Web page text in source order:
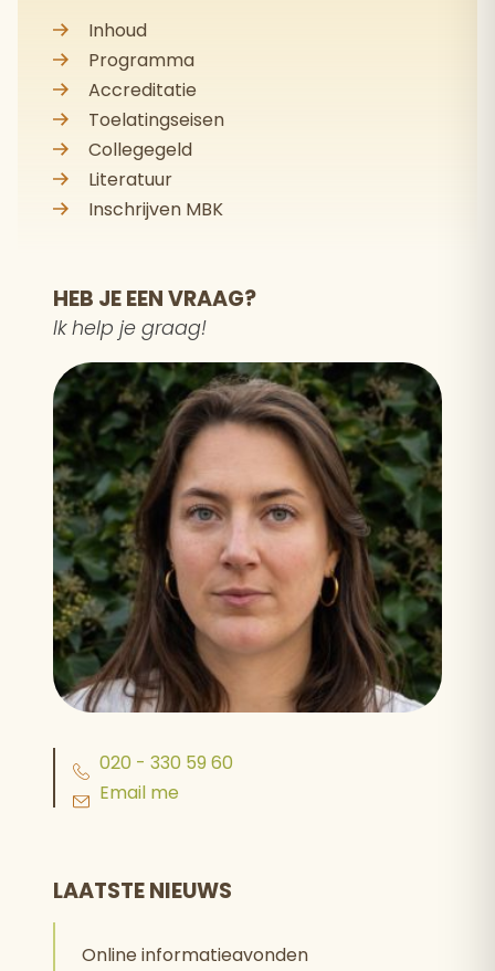
Inhoud
Programma
Accreditatie
Toelatingseisen
Collegegeld
Literatuur
Inschrijven MBK
HEB JE EEN VRAAG?
Ik help je graag!
020 - 330 59 60
Email me
LAATSTE NIEUWS
Online informatieavonden